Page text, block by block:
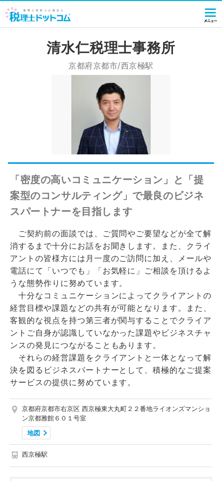
清水仁税理士事務所
京都府京都市/西京極駅
「密度の高いコミュニケーション」と「提
案型のコンサルティング」で最良のビジネ
スパートナーを目指します
ご契約前の面談では、ご質問やご要望などが全て解
消するまで十分にお話をお聞きします。また、クライ
アントの皆様方には月一度のご訪問に加え、メールや
電話にて「いつでも」「お気軽に」ご相談を頂けるよ
うな態勢作りに努めています。
十分なコミュニケーションによってクライアントの
経営目標や課題などの共有が可能となります。また、
客観的な視点を持つ第三者が関与することでクライア
ントご自身が認識していなかった課題やビジネスチャ
ンスの発見につながることもあります。
それらの経営課題をクライアントと一体となって解
決を図るビジネスパートナーとして、積極的なご提案
サービスの提供に努めています。
京都府京都市右京区 西京極東大丸町２２番地ライオンズマンショ
ン京都雅館６０１号室
地図
西京極駅